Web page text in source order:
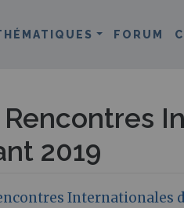
FORUM
Rencontres
2019
Internationales